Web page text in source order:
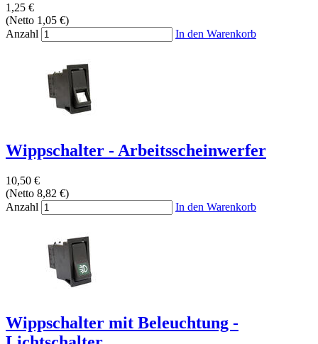
1,25 €
(Netto 1,05 €)
Anzahl
In den Warenkorb
Wippschalter - Arbeitsscheinwerfer
10,50 €
(Netto 8,82 €)
Anzahl
In den Warenkorb
Wippschalter mit Beleuchtung -